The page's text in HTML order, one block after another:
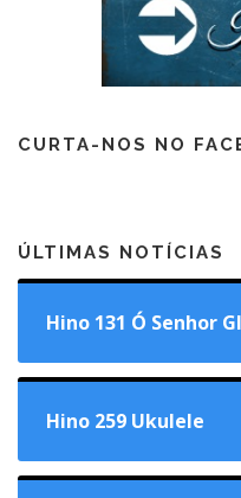
CURTA-NOS NO
ÚLTIMAS NOTÍCIAS
Hino 131 Ó Senhor
Hino 259 Ukulele